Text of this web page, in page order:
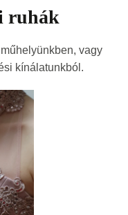
ruhák
vagy
kínálatunkból.